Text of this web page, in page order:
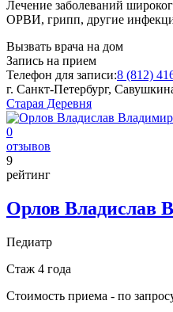
Лечение заболеваний
ОРВИ, грипп, другие
Вызвать врача на дом
Запись на прием
Телефон для записи:8 (812)
г. Санкт-Петербург,
Старая Деревня
0
отзывов
9
рейтинг
Орлов Владислав
Педиатр
Стаж 4 года
Стоимость приема - по